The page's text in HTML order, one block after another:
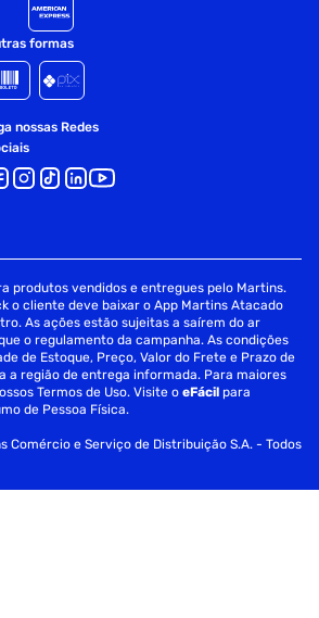
formas
nossas Redes
produtos vendidos e entregues pelo Martins.
o cliente deve baixar o App Martins Atacado
As ações estão sujeitas a saírem do ar
o regulamento da campanha. As condições
de Estoque, Preço, Valor do Frete e Prazo de
a região de entrega informada. Para maiores
Termos de Uso. Visite oeFácil para
de Pessoa Física.
Comércio e Serviço de Distribuição S.A. - Todos